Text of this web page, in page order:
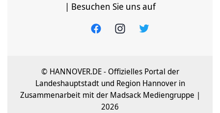
| Besuchen Sie uns auf
© HANNOVER.DE - Offizielles Portal der
Landeshauptstadt und Region Hannover in
Zusammenarbeit mit der Madsack Mediengruppe |
2026